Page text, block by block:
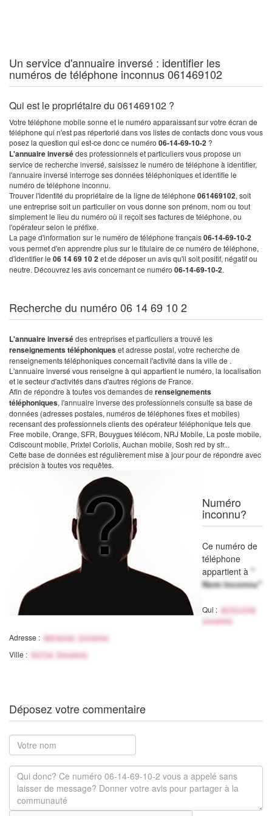
Un service d'annuaire inversé : identifier les
numéros de téléphone inconnus 061469102
Qui est le propriétaire du 061469102 ?
Votre téléphone mobile sonne et le numéro apparaissant sur votre écran de
téléphone qui n'est pas répertorié dans vos listes de contacts donc vous vous
posez la question qui est-ce donc ce numéro 06-14-69-10-2 ?
L'annuaire inversédes professionnels et particuliers vous propose un
service de recherche inversé, saisissez le numéro de téléphone à identifier,
l'annuaire inversé interroge ses données téléphoniques et identifie le
numéro de téléphone inconnu.
Trouver l'identité du propriétaire de la ligne de téléphone 061469102, soit
une entreprise soit un particulier on vous donne son prénom, nom ou tout
simplement le lieu du numéro où il reçoit ses factures de téléphone, ou
l'opérateur selon le préfixe.
La page d'information sur le numéro de téléphone français06-14-69-10-2
vous permet d'en apprendre plus sur le titulaire de ce numéro de téléphone,
d'identifier le 06 14 69 10 2et de déposer un avis qu'il soit positif, négatif ou
neutre. Découvrez les avis concernant ce numéro 06-14-69-10-2.
Recherche du numéro 06 14 69 10 2
L'annuaire inversédes entreprises et particuliers a trouvé les
renseignements téléphoniqueset adresse postal, votre recherche de
renseignements téléphoniques concernait l'activité dans la ville de .
L'annuaire inversé vous renseigne à qui appartient le numéro, la localisation
et le secteur d'activités dans d'autres régions de France.
Afin de répondre à toutes vos demandes de renseignements
téléphoniques, l'annuaire inverse des professionnels consulte sa base de
données (adresses postales, numéros de téléphones fixes et mobiles)
recensant des professionnels clients des opérateur téléphonique tels que
Free mobile, Orange, SFR, Bouygues télécom, NRJ Mobile, La poste mobile,
Cdiscount mobile, Prixtel Coriolis, Auchan mobile, Sosh red by sfr...
Cette base de données est régulièrement mise à jour pour de répondre avec
précision à toutes vos requêtes.
Numéro
inconnu?
Ce numéro de
téléphone
appartient à "
Nom inconnu"
Qui :
Activité
inconnu
Adresse : Adresse inconnu
Ville : Ville Inconnu
Déposez votre commentaire